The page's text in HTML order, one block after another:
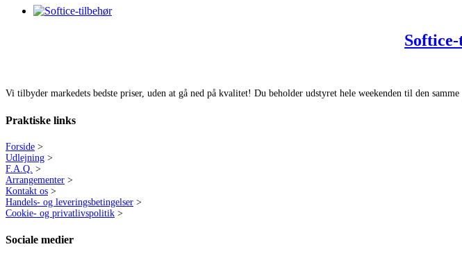
Vi tilbyder markedets bedste priser, uden at gå ned på kvalitet! Du beholder udstyret hele weekenden til den
Praktiske links
Forside >
Udlejning >
F.A.Q. >
Arrangementer >
Kontakt os >
Handels- og leveringsbetingelser >
Cookie- og privatlivspolitik >
Sociale medier